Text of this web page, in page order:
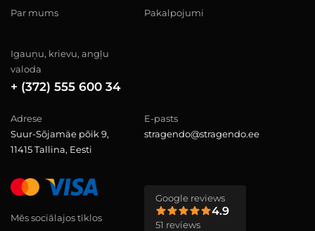
Par mums Pakalpojumi
Igauņu, krievu, angļu
valoda
+ (372) 555 600 34
Adrese
Suur-Sõjamäe põik 9,
11415 Tallina, Eesti
E-pasts
stragendo@stragendo.ee
Mēs sociālajos tīklos
Google reviews
4.9
51 reviews